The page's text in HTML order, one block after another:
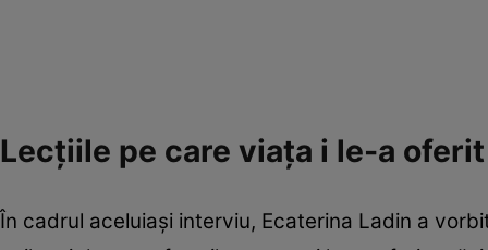
Lecțiile pe care viața i le-a oferit
În cadrul aceluiași interviu, Ecaterina Ladin a